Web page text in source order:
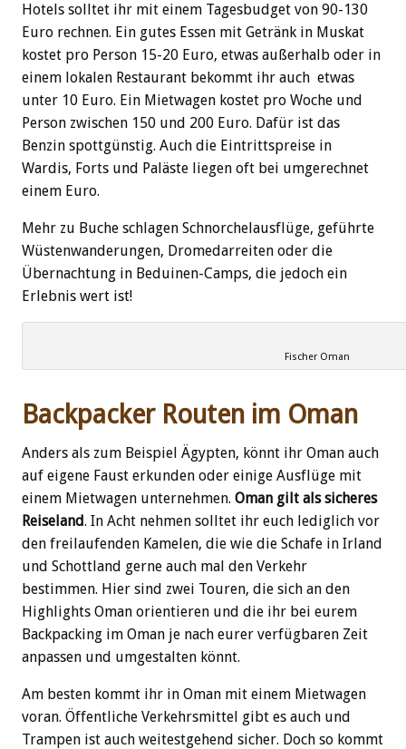
Hotels solltet ihr mit einem Tagesbudget von 90-130
Euro rechnen. Ein gutes Essen mit Getränk in Muskat
kostet pro Person 15-20 Euro, etwas außerhalb oder in
einem lokalen Restaurant bekommt ihr auch etwas
unter 10 Euro. Ein Mietwagen kostet pro Woche und
Person zwischen 150 und 200 Euro. Dafür ist das
Benzin spottgünstig. Auch die Eintrittspreise in
Wardis, Forts und Paläste liegen oft bei umgerechnet
einem Euro.
Mehr zu Buche schlagen Schnorchelausflüge, geführte
Wüstenwanderungen, Dromedarreiten oder die
Übernachtung in Beduinen-Camps, die jedoch ein
Erlebnis wert ist!
Fischer Oman
Backpacker Routen im Oman
Anders als zum Beispiel Ägypten, könnt ihr Oman auch
auf eigene Faust erkunden oder einige Ausflüge mit
einem Mietwagen unternehmen. Oman gilt als sicheres
Reiseland. In Acht nehmen solltet ihr euch lediglich vor
den freilaufenden Kamelen, die wie die Schafe in Irland
und Schottland gerne auch mal den Verkehr
bestimmen. Hier sind zwei Touren, die sich an den
Highlights Oman orientieren und die ihr bei eurem
Backpacking im Oman je nach eurer verfügbaren Zeit
anpassen und umgestalten könnt.
Am besten kommt ihr in Oman mit einem Mietwagen
voran. Öffentliche Verkehrsmittel gibt es auch und
Trampen ist auch weitestgehend sicher. Doch so kommt